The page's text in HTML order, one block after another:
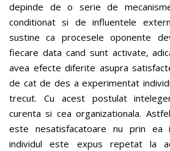
depinde de o serie de
conditionat si de influentele
sustine ca procesele oponente
fiecare data cand sunt activate,
avea efecte diferite asupra
de cat de des a experimentat
trecut. Cu acest postulat
curenta si cea organizationala.
este nesatisfacatoare nu prin ea
individul este expus repetat la